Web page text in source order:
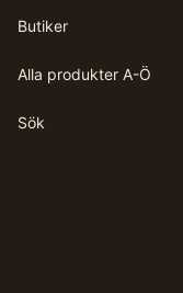
Butiker
Alla produkter A-Ö
Sök